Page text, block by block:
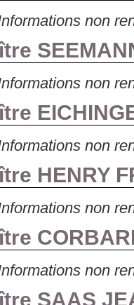
non
non
non
HENRY
non
non
SAAS